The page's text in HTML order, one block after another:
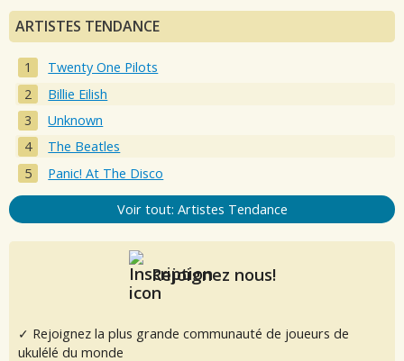
ARTISTES TENDANCE
Twenty One Pilots
Billie Eilish
Unknown
The Beatles
Panic! At The Disco
Voir tout: Artistes Tendance
Rejoignez nous!
✓ Rejoignez la plus grande communauté de joueurs de
ukulélé du monde